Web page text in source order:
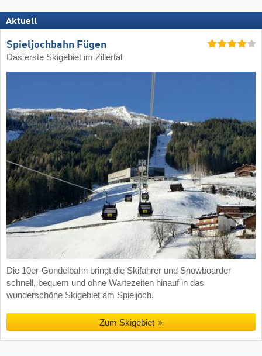
Aktuell
Spieljochbahn Fügen
Das erste Skigebiet im Zillertal
Die 10er-Gondelbahn bringt die Skifahrer und Snowboarder
schnell, bequem und ohne Wartezeiten hinauf in das
wunderschöne Skigebiet am Spieljoch.
Zum Skigebiet